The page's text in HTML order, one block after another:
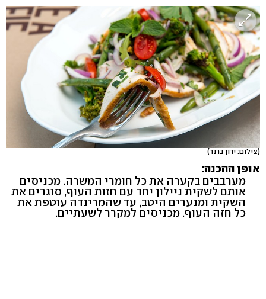
(צילום: ירון ברנר)
אופן ההכנה:
מערבבים בקערה את כל חומרי המשרה. מכניסים
אותם לשקית ניילון יחד עם חזות העוף, סוגרים את
השקית ומנערים היטב, עד שהמרינדה עוטפת את
כל חזה העוף. מכניסים למקרר לשעתיים.